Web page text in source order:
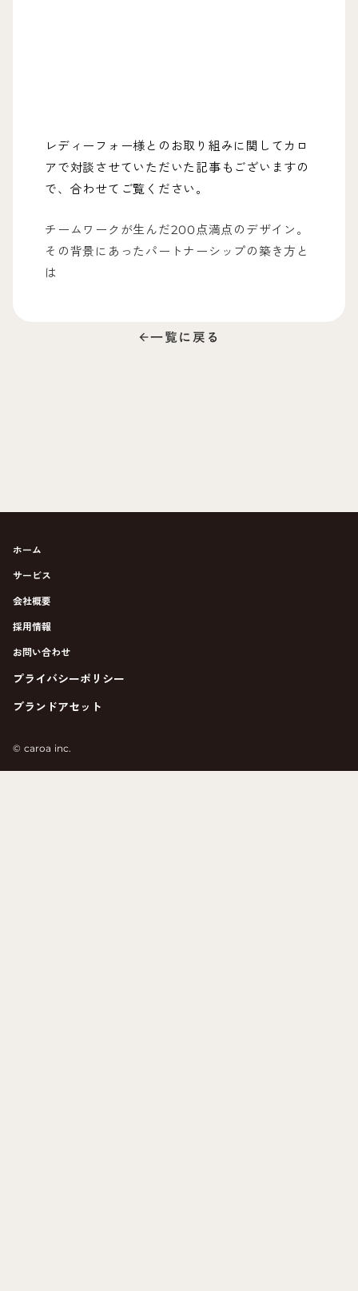
レディーフォー様とのお取り組みに関してカロ
アで対談させていただいた記事もございますの
で、合わせてご覧ください。
チームワークが生んだ200点満点のデザイン。
その背景にあったパートナーシップの築き方と
は
arrow_back一覧に戻る
ホーム
サービス
会社概要
採用情報
お問い合わせ
プライバシーポリシー
ブランドアセット
©︎ caroa inc.